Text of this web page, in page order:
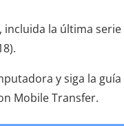
la última
y siga la
Mobile Transfer.